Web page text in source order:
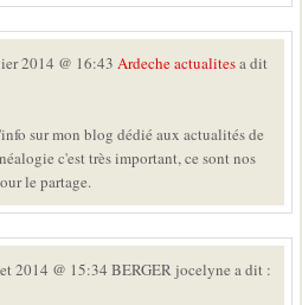
2014 @ 16:43 Ardeche actualitesa dit
sur mon blog dédié aux actualités de
c'est très important, ce sont nos
le partage.
2014 @ 15:34 BERGER jocelyne a dit :